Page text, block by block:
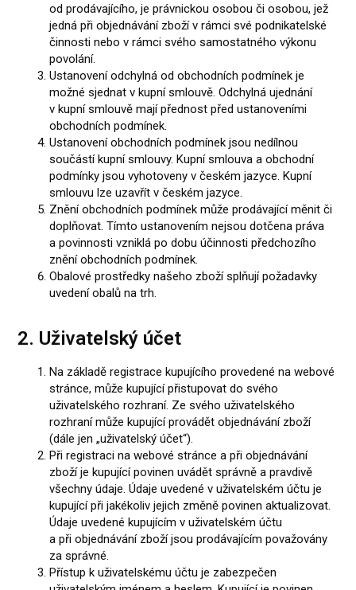
od prodávajícího, je právnickou osobou či osobou, jež
jedná při objednávání zboží v rámci své podnikatelské
činnosti nebo v rámci svého samostatného výkonu
povolání.
Ustanovení odchylná od obchodních podmínek je
možné sjednat v kupní smlouvě. Odchylná ujednání
v kupní smlouvě mají přednost před ustanoveními
obchodních podmínek.
Ustanovení obchodních podmínek jsou nedílnou
součástí kupní smlouvy. Kupní smlouva a obchodní
podmínky jsou vyhotoveny v českém jazyce. Kupní
smlouvu lze uzavřít v českém jazyce.
Znění obchodních podmínek může prodávající měnit či
doplňovat. Tímto ustanovením nejsou dotčena práva
a povinnosti vzniklá po dobu účinnosti předchozího
znění obchodních podmínek.
Obalové prostředky našeho zboží splňují požadavky
uvedení obalů na trh.
2. Uživatelský účet
Na základě registrace kupujícího provedené na webové
stránce, může kupující přistupovat do svého
uživatelského rozhraní. Ze svého uživatelského
rozhraní může kupující provádět objednávání zboží
(dále jen „uživatelský účet“).
Při registraci na webové stránce a při objednávání
zboží je kupující povinen uvádět správně a pravdivě
všechny údaje. Údaje uvedené v uživatelském účtu je
kupující při jakékoliv jejich změně povinen aktualizovat.
Údaje uvedené kupujícím v uživatelském účtu
a při objednávání zboží jsou prodávajícím považovány
za správné.
Přístup k uživatelskému účtu je zabezpečen